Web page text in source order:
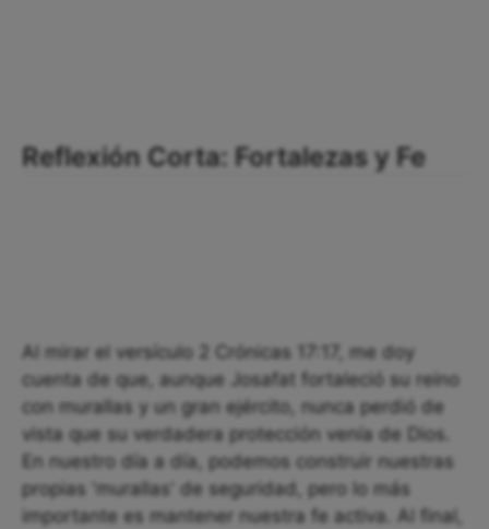
Reflexión Corta: Fortalezas y Fe
Al mirar el versículo 2 Crónicas 17:17, me doy
cuenta de que, aunque Josafat fortaleció su reino
con murallas y un gran ejército, nunca perdió de
vista que su verdadera protección venía de Dios.
En nuestro día a día, podemos construir nuestras
propias 'murallas' de seguridad, pero lo más
importante es mantener nuestra fe activa. Al final,